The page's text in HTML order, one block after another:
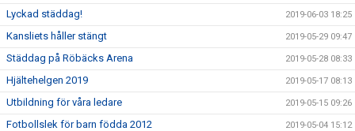
Lyckad städdag! 2019-06-03 18:25
Kansliets håller stängt 2019-05-29 09:47
Städdag på Röbäcks Arena 2019-05-28 08:33
Hjältehelgen 2019 2019-05-17 08:13
Utbildning för våra ledare 2019-05-15 09:26
Fotbollslek för barn födda 2012 2019-05-04 15:12